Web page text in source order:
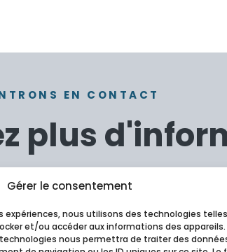
Gérer le consentement
expériences, nous utilisons des technologies telles
et/ou accéder aux informations des appareils.
nous permettra de traiter des
EN CONTACT
plus
sur ce bateau/navire ou sur les
coordonnées, nous allons reprendre